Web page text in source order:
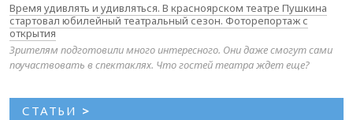
Время удивлять и удивляться. В красноярском театре Пушкина
стартовал юбилейный театральный сезон. Фоторепортаж с
открытия
Зрителям подготовили много интересного. Они даже смогут сами
поучаствовать в спектаклях. Что гостей театра ждет еще?
СТАТЬИ >